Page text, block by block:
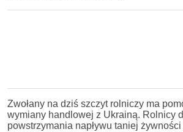
Zwołany na dziś szczyt rolniczy ma
wymiany handlowej z Ukrainą. Rolnicy
powstrzymania napływu taniej